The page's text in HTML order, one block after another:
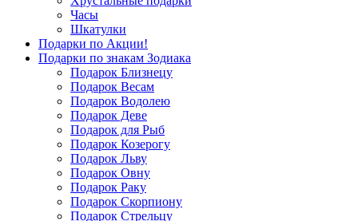
Часы
Шкатулки
Подарки по Акции!
Подарки по знакам Зодиака
Подарок Близнецу
Подарок Весам
Подарок Водолею
Подарок Деве
Подарок для Рыб
Подарок Козерогу
Подарок Льву
Подарок Овну
Подарок Раку
Подарок Скорпиону
Подарок Стрельцу